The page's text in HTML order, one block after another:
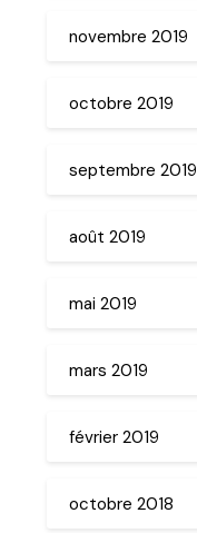
novembre 2019
octobre 2019
septembre 2019
août 2019
mai 2019
mars 2019
février 2019
octobre 2018